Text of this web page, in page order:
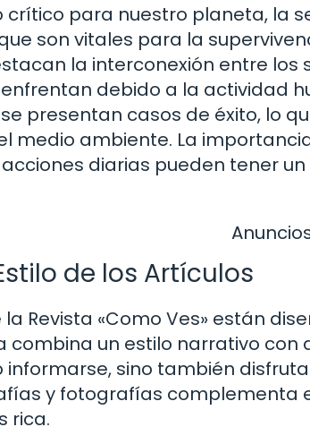
crítico para nuestro planeta, la
son vitales para la
la interconexión entre los
debido a la actividad
presentan casos de éxito, lo
medio ambiente. La
diarias pueden tener
de los Artículos
la Revista «Como Ves» están
combina un estilo narrativo
informarse, sino también
y fotografías complementa
rica.